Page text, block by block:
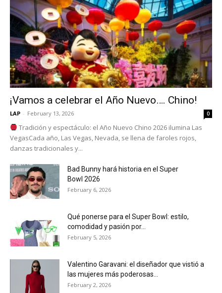
¡Vamos a celebrar el Año Nuevo…. Chino!
LAP - February 13, 2026 0
Tradición y espectáculo: el Año Nuevo Chino 2026 ilumina Las
VegasCada año, Las Vegas, Nevada, se llena de faroles rojos,
danzas tradicionales y...
Bad Bunny hará historia en el Super
Bowl 2026
February 6, 2026
Qué ponerse para el Super Bowl: estilo,
comodidad y pasión por...
February 5, 2026
Valentino Garavani: el diseñador que vistió a
las mujeres más poderosas...
February 2, 2026